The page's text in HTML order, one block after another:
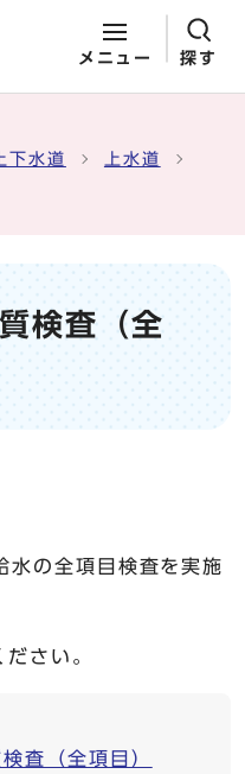
メニュー 探す
上下水道 上水道
検査（全
水の全項目検査を実施
さい。
査（全項目）